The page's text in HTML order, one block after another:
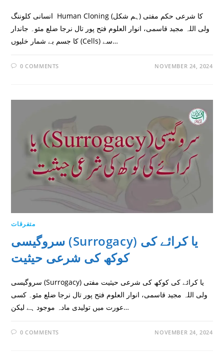
انسانی کلوننگ Human Cloning (ہم شکل) كا شرعى حكم مفتی
ولی اللہ مجید قاسمی، انوار العلوم فتح پور تال نرجا ضلع مئو۔ جاندار
کا جسم بے شمار خلیوں (Cells) سے…
0 COMMENTS NOVEMBER 24, 2024
متفرقات
سروگیسی (Surrogacy) يا كرائے كى
كوكھ كى شرعى حيثيت
سروگیسی (Surrogacy) يا كرائے كى كوكھ كى شرعى حيثيت مفتی
ولی اللہ مجید قاسمی، انوار العلوم فتح پور تال نرجا ضلع مئو۔ کسی
عورت میں تولیدی مادہ موجود ہے لیکن…
0 COMMENTS NOVEMBER 24, 2024